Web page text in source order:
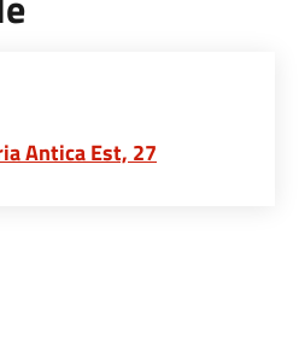
Antica Est, 27